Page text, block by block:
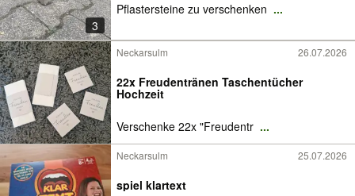
3
Pflastersteine zu verschenken ...
Neckarsulm 26.07.2026
22x Freudentränen Taschentücher
Hochzeit
Verschenke 22x "Freudentr ...
Neckarsulm 25.07.2026
spiel klartext